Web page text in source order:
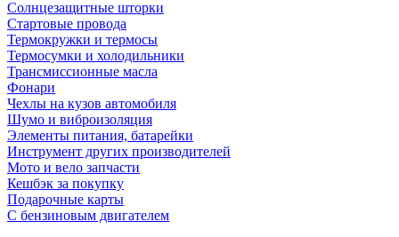
Солнцезащитные шторки
Стартовые провода
Термокружки и термосы
Термосумки и холодильники
Трансмиссионные масла
Фонари
Чехлы на кузов автомобиля
Шумо и виброизоляция
Элементы питания, батарейки
Инструмент других производителей
Мото и вело запчасти
Кешбэк за покупку
Подарочные карты
С бензиновым двигателем